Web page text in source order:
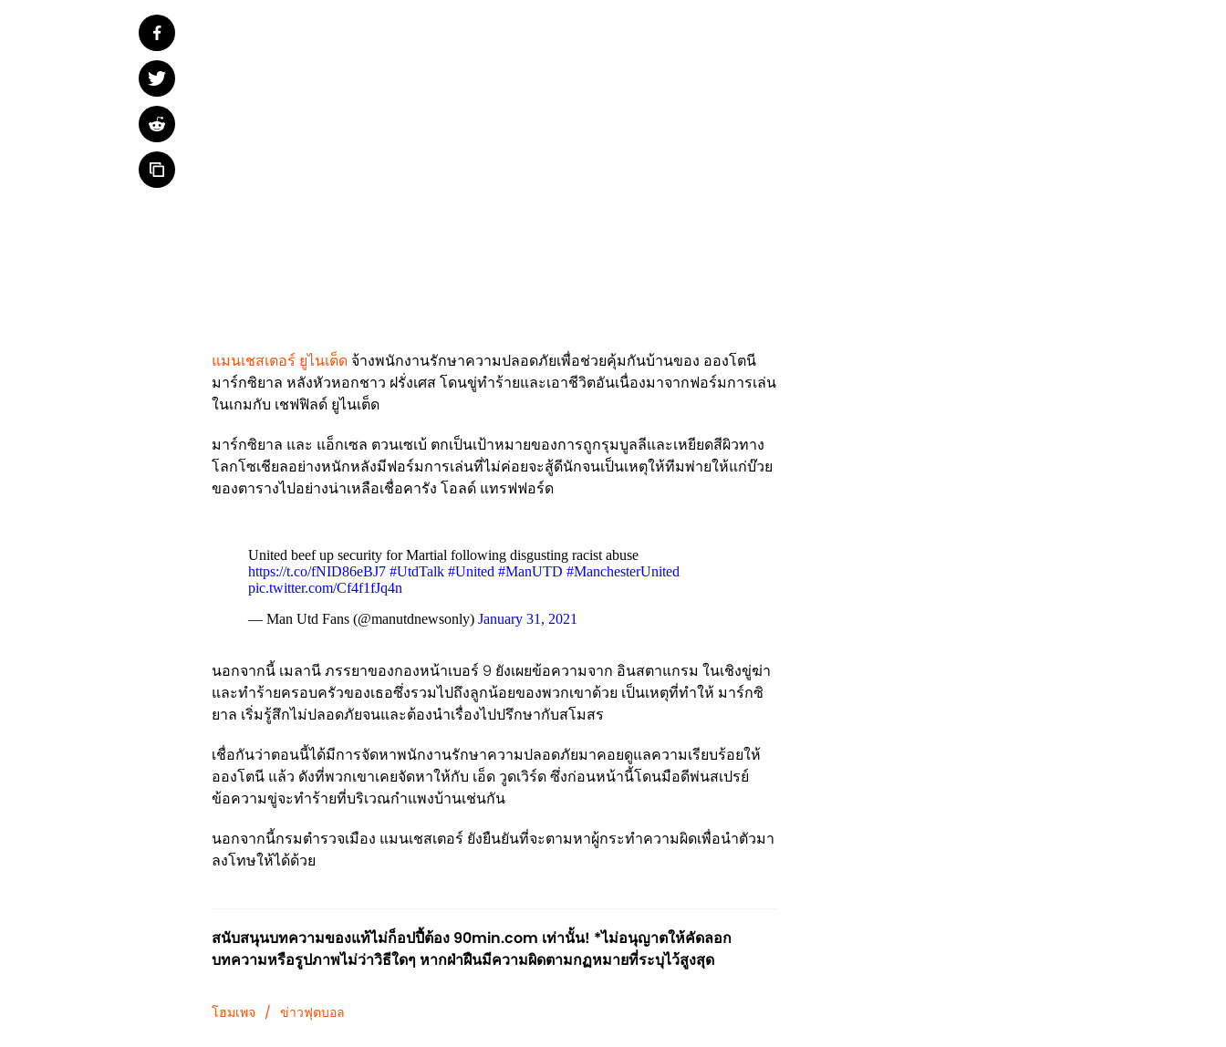
แมนเชสเตอร์ ยูไนเต็ด จ้างพนักงานรักษาความปลอดภัยเพื่อช่วยคุ้มกันบ้านของ อองโตนี
มาร์กซิยาล หลังหัวหอกชาว ฝรั่งเศส โดนขู่ทำร้ายและเอาชีวิตอันเนื่องมาจากฟอร์มการเล่น
ในเกมกับ เชฟฟิลด์ ยูไนเต็ด
มาร์กซิยาล และ แอ็กเซล ตวนเซเบ้ ตกเป็นเป้าหมายของการถูกรุมบูลลีและเหยียดสีผิวทาง
โลกโซเชียลอย่างหนักหลังมีฟอร์มการเล่นที่ไม่ค่อยจะสู้ดีนักจนเป็นเหตุให้ทีมพ่ายให้แก่บ๊วย
ของตารางไปอย่างน่าเหลือเชื่อคารัง โอลด์ แทรฟฟอร์ด
United beef up security for Martial following disgusting racist abuse
https://t.co/fNID86eBJ7 #UtdTalk #United #ManUTD #ManchesterUnited
pic.twitter.com/Cf4f1fJq4n
— Man Utd Fans (@manutdnewsonly) January 31, 2021
นอกจากนี้ เมลานี ภรรยาของกองหน้าเบอร์ 9 ยังเผยข้อความจาก อินสตาแกรม ในเชิงขู่ฆ่า
และทำร้ายครอบครัวของเธอซึ่งรวมไปถึงลูกน้อยของพวกเขาด้วย เป็นเหตุที่ทำให้ มาร์กซิ
ยาล เริ่มรู้สึกไม่ปลอดภัยจนและต้องนำเรื่องไปปรึกษากับสโมสร
เชื่อกันว่าตอนนี้ได้มีการจัดหาพนักงานรักษาความปลอดภัยมาคอยดูแลความเรียบร้อยให้
อองโตนี แล้ว ดังที่พวกเขาเคยจัดหาให้กับ เอ็ด วูดเวิร์ด ซึ่งก่อนหน้านี้โดนมือดีพ่นสเปรย์
ข้อความขู่จะทำร้ายที่บริเวณกำแพงบ้านเช่นกัน
นอกจากนี้กรมตำรวจเมือง แมนเชสเตอร์ ยังยืนยันที่จะตามหาผู้กระทำความผิดเพื่อนำตัวมา
ลงโทษให้ได้ด้วย
สนับสนุนบทความของแท้ไม่ก็อปปี้ต้อง 90min.com เท่านั้น! *ไม่อนุญาตให้คัดลอก
บทความหรือรูปภาพไม่ว่าวิธีใดๆ หากฝ่าฝืนมีความผิดตามกฏหมายที่ระบุไว้สูงสุด
โฮมเพจ / ข่าวฟุตบอล